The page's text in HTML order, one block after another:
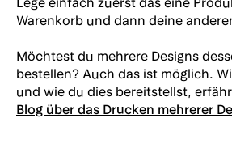
Warenkorb und dann deine
Möchtest du mehrere Designs
bestellen? Auch das ist möglich.
und wie du dies bereitstellst,
Blog über das Drucken mehrerer